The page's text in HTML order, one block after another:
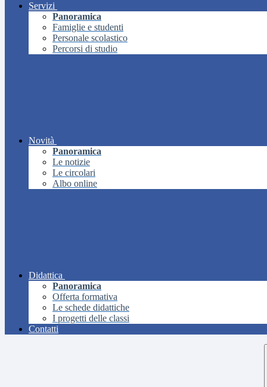
Servizi
Panoramica
Famiglie e studenti
Personale scolastico
Percorsi di studio
Novità
Panoramica
Le notizie
Le circolari
Albo online
Didattica
Panoramica
Offerta formativa
Le schede didattiche
I progetti delle classi
Contatti